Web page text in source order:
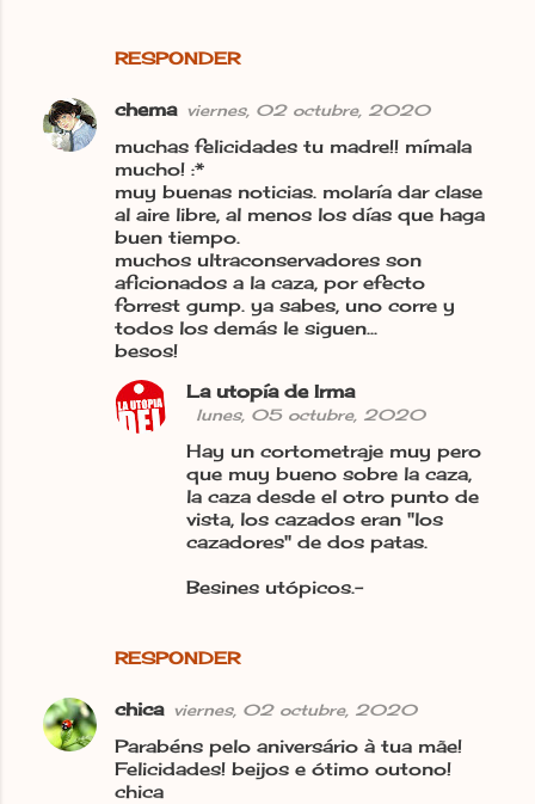
RESPONDER
chema viernes, 02 octubre, 2020
muchas felicidades tu madre!! mímala
mucho! :*
muy buenas noticias. molaría dar clase
al aire libre, al menos los días que haga
buen tiempo.
muchos ultraconservadores son
aficionados a la caza, por efecto
forrest gump. ya sabes, uno corre y
todos los demás le siguen...
besos!
RESPONDER
La utopía de Irma
lunes, 05 octubre, 2020
Hay un cortometraje muy pero
que muy bueno sobre la caza,
la caza desde el otro punto de
vista, los cazados eran "los
cazadores" de dos patas.
Besines utópicos.-
chica viernes, 02 octubre, 2020
Parabéns pelo aniversário à tua mãe!
Felicidades! beijos e ótimo outono!
chica